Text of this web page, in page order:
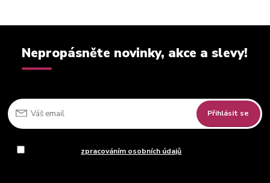
Nepropásněte novinky, akce a slevy!
Přihlásit se
zpracováním osobních údajů